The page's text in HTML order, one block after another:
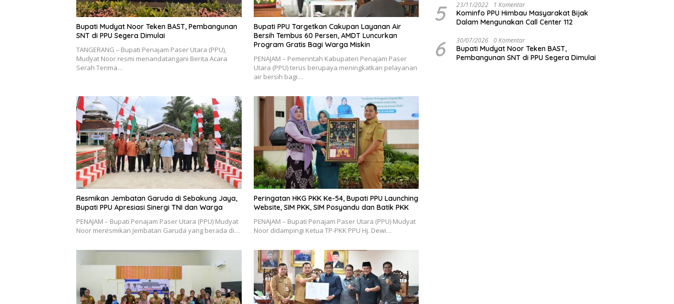
Bupati Mudyat Noor Teken BAST, Pembangunan
SNT di PPU Segera Dimulai
TANGERANG – Bupati Penajam Paser Utara (PPU),
Mudyat Noor resmi menandatangani Berita Acara
Serah Terima…
Bupati PPU Targetkan Cakupan Layanan Air
Bersih Tembus 60 Persen, AMDT Luncurkan
Program Gratis Bagi Warga Miskin
PENAJAM – Pemerintah Kabupaten Penajam Paser
Utara (PPU) terus berupaya meningkatkan pelayanan
air bersih bagi…
Resmikan Jembatan Garuda di Sebakung Jaya,
Bupati PPU Apresiasi Sinergi TNI dan Warga
PENAJAM – Bupati Penajam Paser Utara (PPU) Mudyat
Noor meresmikan Jembatan Garuda yang berada di…
Peringatan HKG PKK Ke-54, Bupati PPU Launching
Website, SIM PKK, SIM Posyandu dan Batik PKK
PENAJAM – Bupati Penajam Paser Utara (PPU) Mudyat
Noor didampingi Ketua TP-PKK PPU Hj. Dewi…
5 23/11/2022 1 Komentar
Kominfo PPU Himbau Masyarakat Bijak
Dalam Mengunakan Call Center 112
6 30/07/2026 0 Komentar
Bupati Mudyat Noor Teken BAST,
Pembangunan SNT di PPU Segera Dimulai